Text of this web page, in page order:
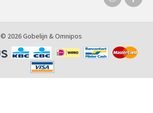
© 2026 Gobelijn &Omnipos